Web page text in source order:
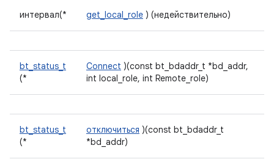
интервал(* get_local_role ) (недействительно)
bt_status_t
(*
Connect )(const bt_bdaddr_t *bd_addr,
int local_role, int Remote_role)
bt_status_t
(*
отключиться )(const bt_bdaddr_t
*bd_addr)